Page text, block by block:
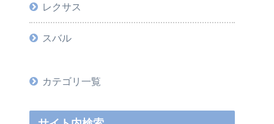
レクサス
スバル
カテゴリ一覧